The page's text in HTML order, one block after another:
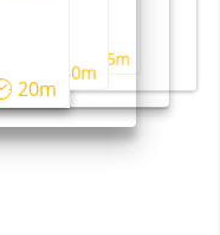
20m
40m
55m